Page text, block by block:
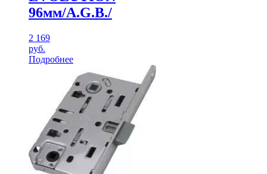
96мм/A.G.B./
2 169
руб.
Подробнее